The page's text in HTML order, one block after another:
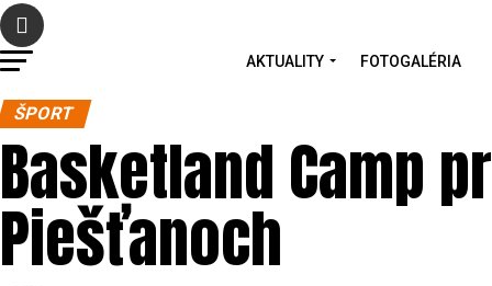
AKTUALITY FOTOGALÉRIA
ŠPORT
Basketland Camp
Piešťanoch